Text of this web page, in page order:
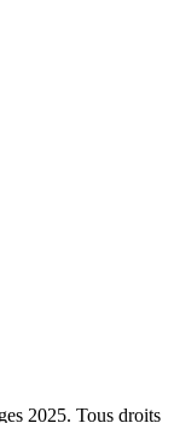
2025. Tous droits